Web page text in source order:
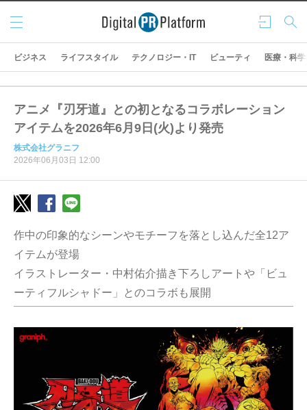
ログ
イン
検索
メニ
ュー
ビジネス ライフスタイル テクノロジー・IT ビューティ 医療・科学
アニメ『刃牙道』との初となるコラボレーション
アイテムを2026年6月9日(火)より発売
株式会社グラニフ
2026年06月03日 12:00
作中の印象的なシーンやモチーフを落とし込んだ全12ア
イテムが登場
イラストレーター・中村佑介描き下ろしアートや「ビュ
ーティフルシャドー」とのコラボも展開